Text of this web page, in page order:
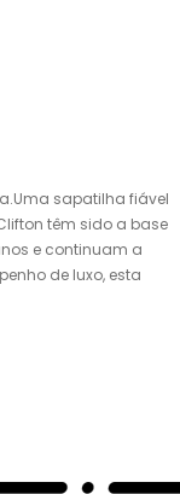
sapatilha fiável
têm sido a base
e continuam a
de luxo, esta